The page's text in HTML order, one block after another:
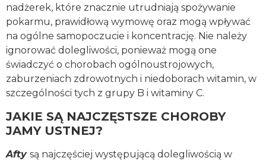
nadżerek, które znacznie utrudniają spożywanie
pokarmu, prawidłową wymowę oraz mogą wpływać
na ogólne samopoczucie i koncentrację. Nie należy
ignorować dolegliwości, ponieważ mogą one
świadczyć o chorobach ogólnoustrojowych,
zaburzeniach zdrowotnych i niedoborach witamin, w
szczególności tych z grupy B i witaminy C.
JAKIE SĄ NAJCZĘSTSZE CHOROBY
JAMY USTNEJ?
Afty są najczęściej występującą dolegliwością w